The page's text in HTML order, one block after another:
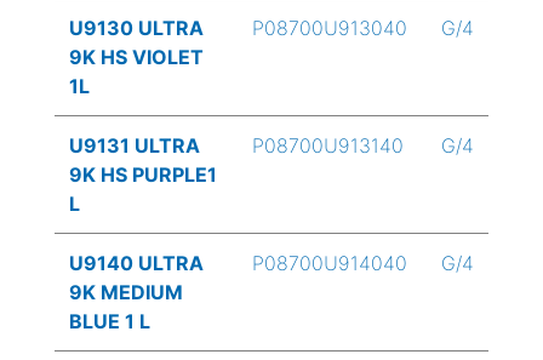
U9130 ULTRA
9K HS VIOLET
1L
P08700U913040 G/4
U9131 ULTRA
9K HS PURPLE1
L
P08700U913140 G/4
U9140 ULTRA
9K MEDIUM
BLUE 1 L
P08700U914040 G/4